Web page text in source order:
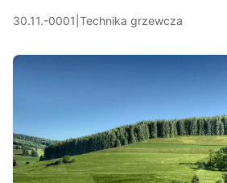
30.11.-0001 Technika grzewcza